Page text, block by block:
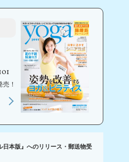
！
日本版』へのリリース・郵送物受